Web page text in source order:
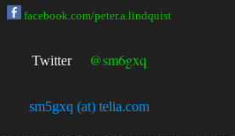
facebook.com/peter.a.lindquist
Twitter @sm6gxq
sm5gxq (at) telia.com